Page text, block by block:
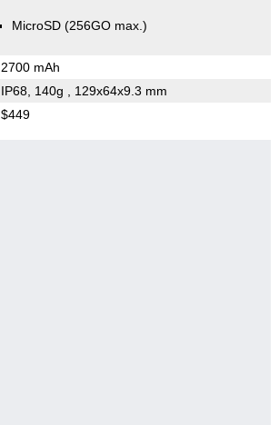
MicroSD (256GO max.)
2700 mAh
IP68, 140g , 129x64x9.3 mm
$449